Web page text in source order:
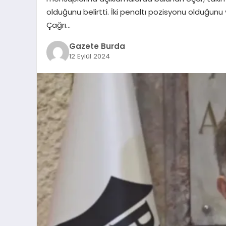
olduğunu belirtti. İki penaltı pozisyonu
Çağrı…
Gazete Burda
12 Eylül 2024